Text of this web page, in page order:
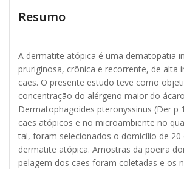
Resumo
A dermatite atópica é uma dematopatia
pruriginosa, crônica e recorrente, de alta
cães. O presente estudo teve como
concentração do alérgeno maior do ácaro
Dermatophagoides pteronyssinus (Der p
cães atópicos e no microambiente no
tal, foram selecionados o domicílio de 20
dermatite atópica. Amostras da poeira
pelagem dos cães foram coletadas e os